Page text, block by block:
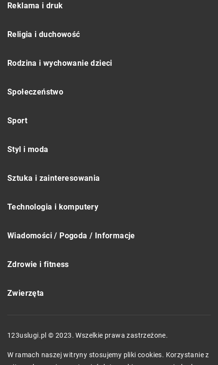
Reklama i druk
Religia i duchowość
Rodzina i wychowanie dzieci
Społeczeństwo
Sport
Styl i moda
Sztuka i zainteresowania
Technologia i komputery
Wiadomości / Pogoda / Informacje
Zdrowie i fitness
Zwierzęta
123uslugi.pl © 2023. Wszelkie prawa zastrzeżone.
W ramach naszej witryny stosujemy pliki cookies. Korzystanie z